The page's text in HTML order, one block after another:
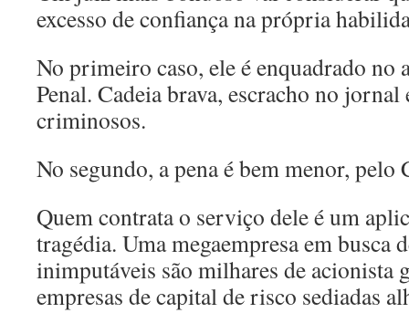
excesso de confiança na própria
No primeiro caso, ele é enquadrado
Penal. Cadeia brava, escracho no jornal
criminosos.
No segundo, a pena é bem menor,
Quem contrata o serviço dele é um
tragédia. Uma megaempresa em busca
inimputáveis são milhares de acionista
empresas de capital de risco sediadas